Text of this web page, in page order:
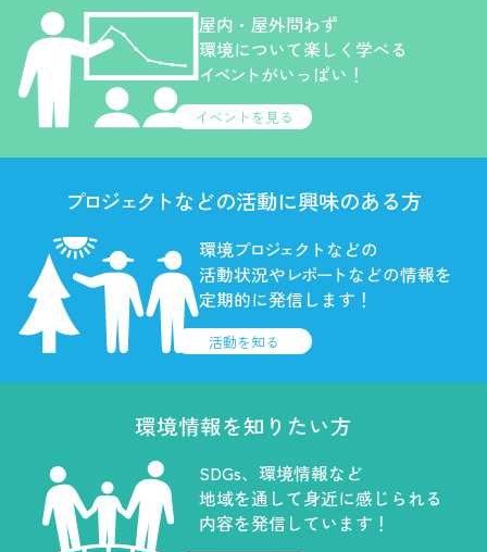
屋内・屋外問わず
環境について楽しく学べる
イベントがいっぱい！
イベントを見る
プロジェクトなどの活動に興味のある方
環境プロジェクト などの
活動状況やレポートなどの情報を
定期的に発信します！
活動を知る
環境情報を知りたい方
SDGs、環境情報など
地域を通して身近に感じられる
内容を発信しています！